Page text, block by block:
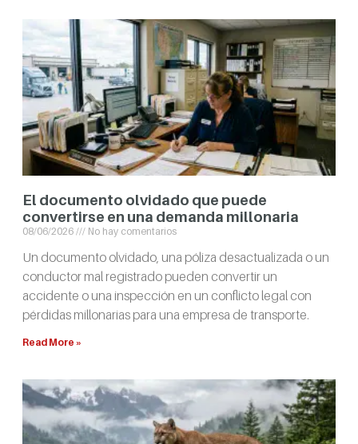
El documento olvidado que puede
convertirse en una demanda millonaria
08/06/2026 No hay comentarios
Un documento olvidado, una póliza desactualizada o un
conductor mal registrado pueden convertir un
accidente o una inspección en un conflicto legal con
pérdidas millonarias para una empresa de transporte.
Read More »